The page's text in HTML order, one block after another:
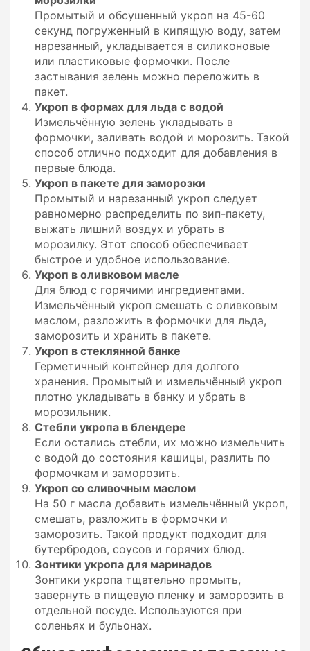
Промытый и обсушенный укроп на 45-60
секунд погруженный в кипящую воду, затем
нарезанный, укладывается в силиконовые
или пластиковые формочки. После
застывания зелень можно переложить в
пакет.
Укроп в формах для льда с водой
Измельчённую зелень укладывать в
формочки, заливать водой и морозить. Такой
способ отлично подходит для добавления в
первые блюда.
Укроп в пакете для заморозки
Промытый и нарезанный укроп следует
равномерно распределить по зип-пакету,
выжать лишний воздух и убрать в
морозилку. Этот способ обеспечивает
быстрое и удобное использование.
Укроп в оливковом масле
Для блюд с горячими ингредиентами.
Измельчённый укроп смешать с оливковым
маслом, разложить в формочки для льда,
заморозить и хранить в пакете.
Укроп в стеклянной банке
Герметичный контейнер для долгого
хранения. Промытый и измельчённый укроп
плотно укладывать в банку и убрать в
морозильник.
Стебли укропа в блендере
Если остались стебли, их можно измельчить
с водой до состояния кашицы, разлить по
формочкам и заморозить.
Укроп со сливочным маслом
На 50 г масла добавить измельчённый укроп,
смешать, разложить в формочки и
заморозить. Такой продукт подходит для
бутербродов, соусов и горячих блюд.
Зонтики укропа для маринадов
Зонтики укропа тщательно промыть,
завернуть в пищевую пленку и заморозить в
отдельной посуде. Используются при
соленьях и бульонах.